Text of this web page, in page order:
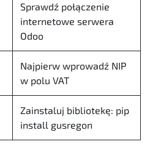
Sprawdź połączenie
internetowe serwera
Odoo
Najpierw wprowadź NIP
w polu VAT
Zainstaluj bibliotekę: pip
install gusregon